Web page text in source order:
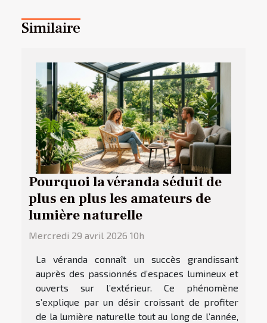
Similaire
Pourquoi la véranda séduit de
plus en plus les amateurs de
lumière naturelle
Mercredi 29 avril 2026 10h
La véranda connaît un succès grandissant
auprès des passionnés d’espaces lumineux et
ouverts sur l’extérieur. Ce phénomène
s’explique par un désir croissant de profiter
de la lumière naturelle tout au long de l’année,